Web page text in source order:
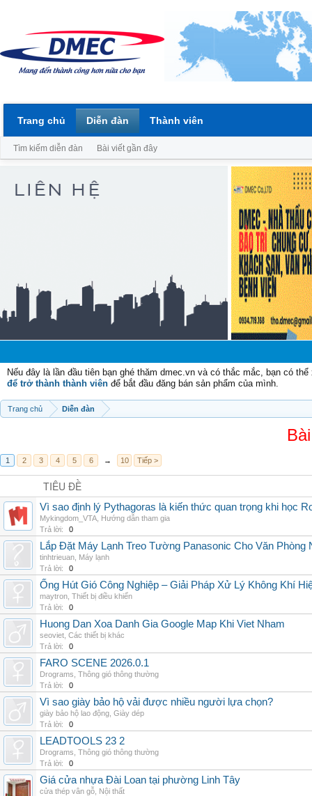
Nếu đây là lần đầu tiên bạn ghé thăm dmec.vn và có thắc mắc, bạn có
để trở thành thành viên để bắt đầu đăng bán sản phẩm của mình.
Trang chủ Diễn đàn
1 2 3 4 5 6 → 10 Tiếp >
TIÊU ĐỀ
Vì sao định lý Pythagoras là kiến thức quan trọng khi học
Mykingdom_VTA Hướng dẫn tham gia
Trả lời:
0
Lắp Đặt Máy Lạnh Treo Tường Panasonic Cho Văn Phòng
tinhtrieuan Máy lạnh
Trả lời:
0
Ống Hút Gió Công Nghiệp – Giải Pháp Xử Lý Không Khí
maytron Thiết bị điều khiển
Trả lời:
0
Huong Dan Xoa Danh Gia Google Map Khi Viet Nham
seoviet Các thiết bị khác
Trả lời:
0
FARO SCENE 2026.0.1
Drograms Thông gió thông thường
Trả lời:
0
Vì sao giày bảo hộ vải được nhiều người lựa chọn?
giày bảo hộ lao động Giày dép
Trả lời:
0
LEADTOOLS 23 2
Drograms Thông gió thông thường
Trả lời:
0
Giá cửa nhựa Đài Loan tại phường Linh Tây
cửa thép vân gỗ Nội thất
Trang chủ Diễn đàn
Tìm kiếm diễn đàn Bài viết gần đây
Thành viên